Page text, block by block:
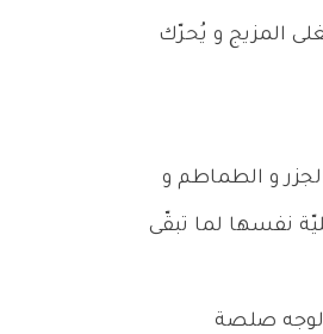
المزيج و يُحرّك
و الطماطم و
نفسها لما تبقّى
صلصة